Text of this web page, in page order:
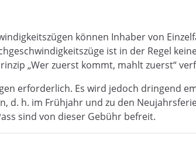
können Inhaber von
ist in der Regel
„Wer zuerst kommt, mahlt zuerst“
erforderlich. Es wird jedoch dringend
d. h. im Frühjahr und zu den
sind von dieser Gebühr befreit.